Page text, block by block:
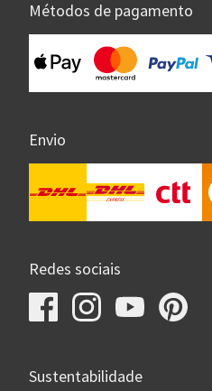
Métodos de pagamento
Envio
Redes sociais
Sustentabilidade